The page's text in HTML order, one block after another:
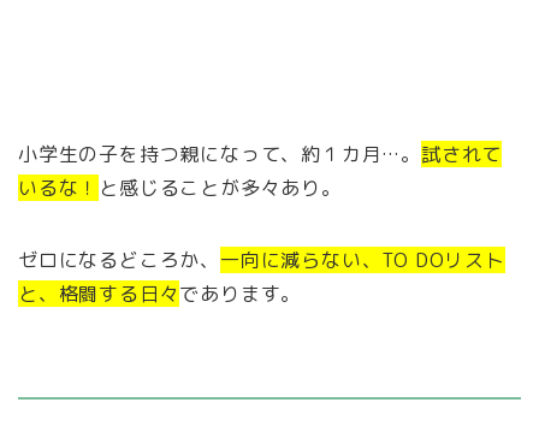
小学生の子を持つ親になって、約１カ月…。 試されて
いるな！ と感じることが多々あり。
ゼロになるどころか、 一向に減らない、TO DOリスト
と、格闘する日々であります。